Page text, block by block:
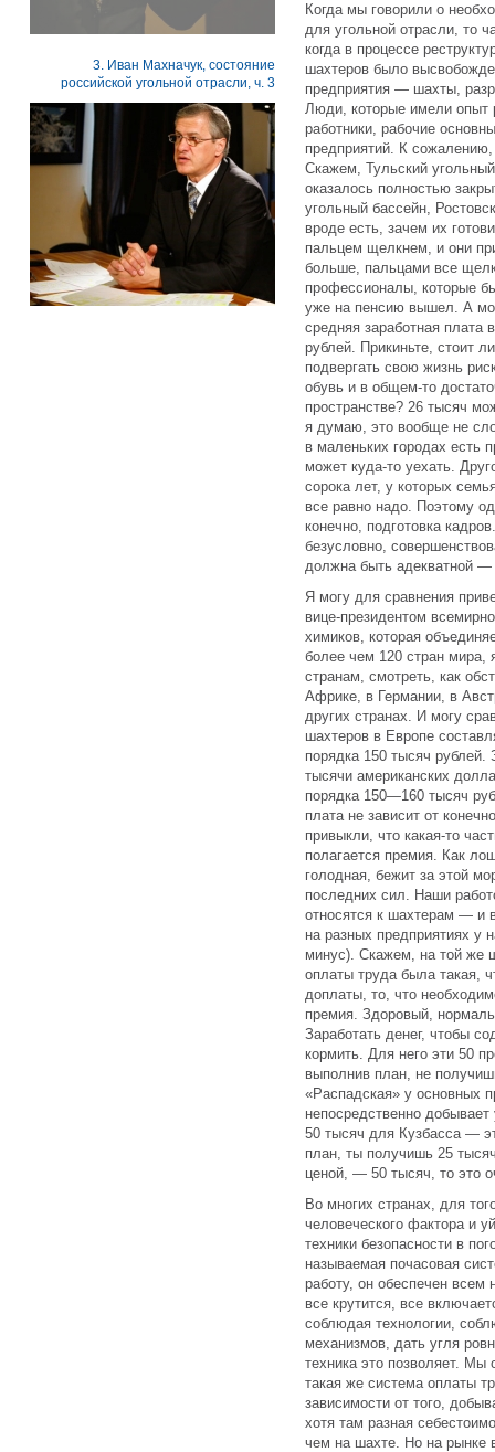
3. Иван Махначук, состояние
российской угольной отрасли, ч. 3
Когда мы говорили о
для угольной отрасли, то
когда в процессе
шахтеров было
предприятия — шахты,
Люди, которые имели опыт
работники, рабочие
предприятий. К
Скажем, Тульский
оказалось полностью
угольный бассейн,
вроде есть, зачем их
пальцем щелкнем, и они
больше, пальцами все
профессионалы, которые
уже на пенсию вышел. А
средняя заработная плата
рублей. Прикиньте, стоит
подвергать свою жизнь
обувь и в общем-то
пространстве? 26 тысяч
я думаю, это вообще не
в маленьких городах есть
может куда-то уехать.
сорока лет, у которых
все равно надо. Поэтому
конечно, подготовка
безусловно,
должна быть адекватной —
Я могу для сравнения
вице-президентом
химиков, которая
более чем 120 стран мира,
странам, смотреть, как
Африке, в Германии, в
других странах. И могу
шахтеров в Европе
порядка 150 тысяч
тысячи американских
порядка 150—160 тысяч
плата не зависит от
привыкли, что какая-то
полагается премия. Как
голодная, бежит за этой
последних сил. Наши
относятся к шахтерам — и
на разных предприятиях у
минус). Скажем, на той же
оплаты труда была такая,
доплаты, то, что
премия. Здоровый,
Заработать денег, чтобы
кормить. Для него эти 50
выполнив план, не
«Распадская» у основных
непосредственно
50 тысяч для Кузбасса —
план, ты получишь 25
ценой, — 50 тысяч, то это
Во многих странах, для
человеческого фактора и
техники безопасности в
называемая почасовая
работу, он обеспечен
все крутится, все
соблюдая технологии,
механизмов, дать угля
техника это позволяет.
такая же система оплаты
зависимости от того,
хотя там разная
чем на шахте. Но на рынке